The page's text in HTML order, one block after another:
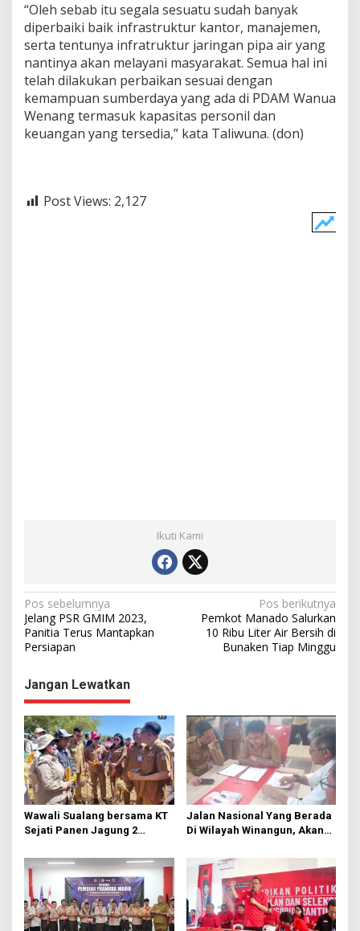
“Oleh sebab itu segala sesuatu sudah banyak
diperbaiki baik infrastruktur kantor, manajemen,
serta tentunya infratruktur jaringan pipa air yang
nantinya akan melayani masyarakat. Semua hal ini
telah dilakukan perbaikan sesuai dengan
kemampuan sumberdaya yang ada di PDAM Wanua
Wenang termasuk kapasitas personil dan
keuangan yang tersedia,” kata Taliwuna. (don)
Post Views: 2,127
Ikuti Kami
N
a
v
i
g
a
s
i
p
o
s
Pos sebelumnya
Jelang PSR GMIM 2023,
Panitia Terus Mantapkan
Persiapan
Pos berikutnya
Pemkot Manado Salurkan
10 Ribu Liter Air Bersih di
Bunaken Tiap Minggu
Jangan Lewatkan
Wawali Sualang bersama KT
Sejati Panen Jagung 2
Jalan Nasional Yang Berada
Di Wilayah Winangun, Akan